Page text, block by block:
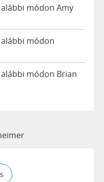
módon Amy
módon
módon Brian